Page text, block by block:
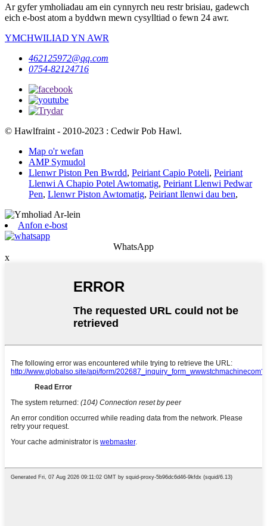
Ar gyfer ymholiadau am ein cynnyrch neu restr brisiau, gadewch
eich e-bost atom a byddwn mewn cysylltiad o fewn 24 awr.
YMCHWILIAD YN AWR
462125972@qq.com
0754-82124716
© Hawlfraint - 2010-2023 : Cedwir Pob Hawl.
Map o'r wefan
AMP Symudol
Llenwr Piston Pen Bwrdd, Peiriant Capio Poteli, Peiriant
Llenwi A Chapio Potel Awtomatig, Peiriant Llenwi Pedwar
Pen, Llenwr Piston Awtomatig, Peiriant llenwi dau ben,
Anfon e-bost
WhatsApp
x